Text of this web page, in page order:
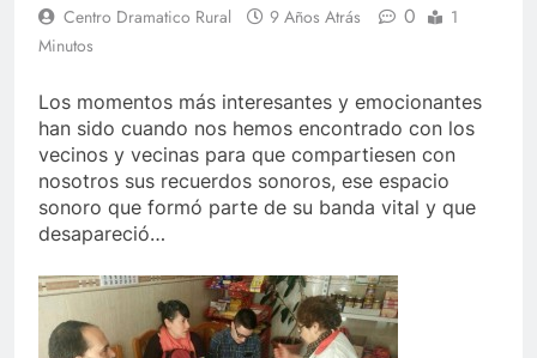
Centro Dramatico Rural 9 Años Atrás 0
1
Minutos
Los momentos más interesantes y emocionantes
han sido cuando nos hemos encontrado con los
vecinos y vecinas para que compartiesen con
nosotros sus recuerdos sonoros, ese espacio
sonoro que formó parte de su banda vital y que
desapareció…